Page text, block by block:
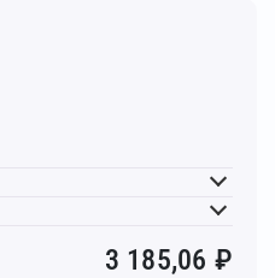
3 185,06 ₽